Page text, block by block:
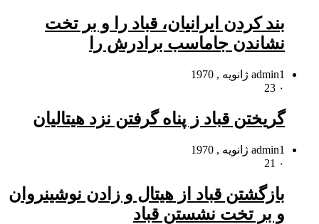
بند کردن ایرانیان، قباد را و بر تخت
نشاندن جاماسب برادرش را
admin1 ژانویه , 1970
۰
گریختن قباد ز پناه گرفتن نزد هیتالیان
admin1 ژانویه , 1970
۰
بازگشتن قباد از هیتال و زادن نوشین‏روان
و بر تخت نشستن قباد